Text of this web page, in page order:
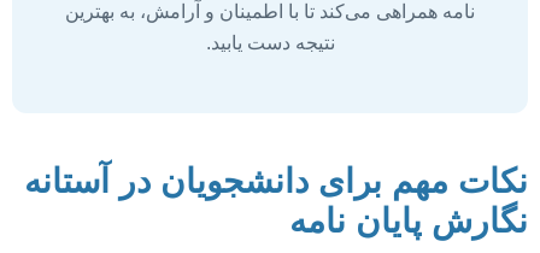
نامه همراهی می‌کند تا با اطمینان و آرامش، به بهترین
نتیجه دست یابید.
نکات مهم برای دانشجویان در آستانه
نگارش پایان نامه